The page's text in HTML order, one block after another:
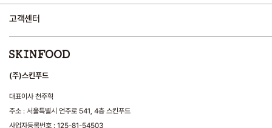
고객센터
(주)스킨푸드
대표이사 천주혁
주소 : 서울특별시 언주로 541, 4층 스킨푸드
사업자등록번호 : 125-81-54503